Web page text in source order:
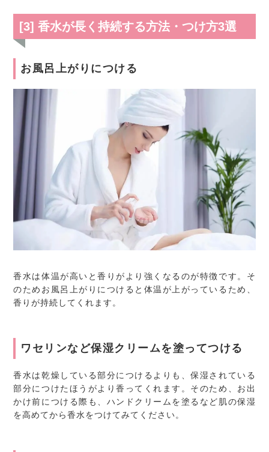
[3] 香水が長く持続する方法・つけ方3選
お風呂上がりにつける
香水は体温が高いと香りがより強くなるのが特徴です。そ
のためお風呂上がりにつけると体温が上がっているため、
香りが持続してくれます。
ワセリンなど保湿クリームを塗ってつける
香水は乾燥している部分につけるよりも、保湿されている
部分につけたほうがより香ってくれます。そのため、お出
かけ前につける際も、ハンドクリームを塗るなど肌の保湿
を高めてから香水をつけてみてください。